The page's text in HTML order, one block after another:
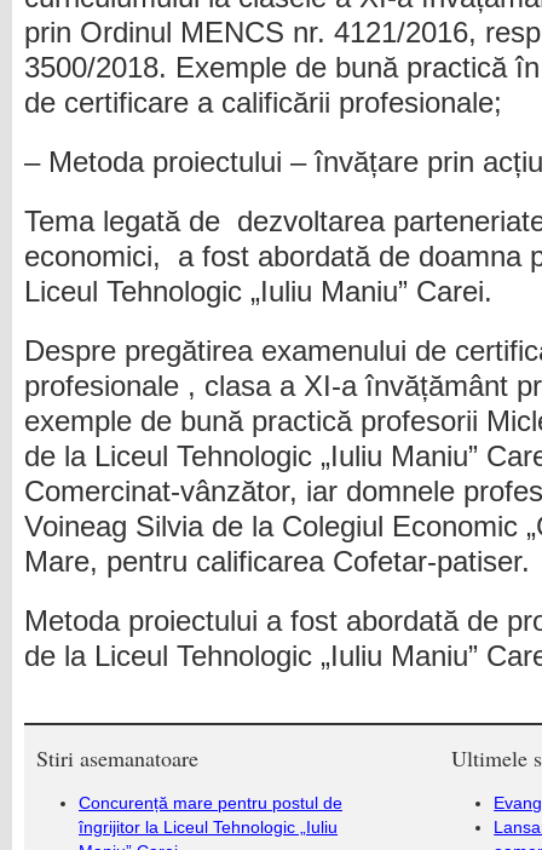
prin Ordinul MENCS nr. 4121/2016,
3500/2018. Exemple de bună practică
de certificare a calificării profesionale;
– Metoda proiectului – învățare prin
Tema legată de dezvoltarea
economici, a fost abordată de doamna
Liceul Tehnologic „Iuliu Maniu” Carei.
Despre pregătirea examenului de
profesionale , clasa a XI-a învățământ
exemple de bună practică profesorii
de la Liceul Tehnologic „Iuliu Maniu”
Comercinat-vânzător, iar domnele
Voineag Silvia de la Colegiul Economic
Mare, pentru calificarea Cofetar-patiser.
Metoda proiectului a fost abordată de
de la Liceul Tehnologic „Iuliu Maniu”
Stiri asemanatoare
Concurență mare pentru postul de
îngrijitor la Liceul Tehnologic „Iuliu
Ultimele